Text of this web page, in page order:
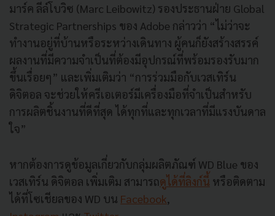
มาร์ค ลีล์โบวิซ (Marc Leibowitz) รองประธานฝ่าย Global
Strategic Partnerships ของ Adobe กล่าวว่า “ไม่ว่าจะ
ทำงานอยู่ที่บ้านหรือระหว่างเดินทาง ผู้คนก็ยังสร้างสรรค์
ผลงานที่มีความจำเป็นที่ต้องมีอุปกรณ์ที่พร้อมรองรับมาก
ขึ้นเรื่อยๆ” และเพิ่มเติมว่า “การร่วมมือกับเวสเทิร์น
ดิจิตอล จะช่วยให้ครีเอเตอร์มีเครื่องมือที่จำเป็นสำหรับ
การผลิตชิ้นงานที่ดีที่สุด ได้ทุกที่และทุกเวลาที่มีแรงบันดาล
ใจ”
หากต้องการดูข้อมูลเกี่ยวกับกลุ่มผลิตภัณฑ์ WD Blue ของ
เวสเทิร์น ดิจิตอล เพิ่มเติม สามารถดูได้ที่ลิงก์นี้ หรือติดตาม
ได้ที่โซเชียลของ WD บน Facebook,